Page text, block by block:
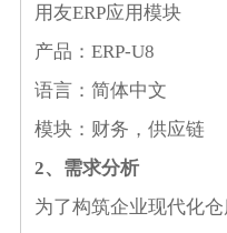
用友ERP应用模块
产品： ERP-U8
语言：简体中文
模块：财务，供应链
2、 需求分析
为了构筑企业现代化